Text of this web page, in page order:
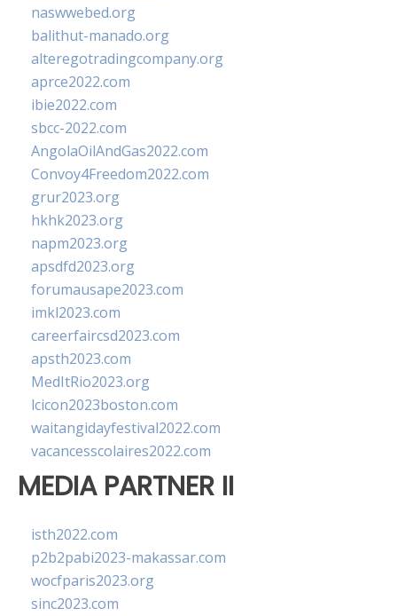
naswwebed.org
balithut-manado.org
alteregotradingcompany.org
aprce2022.com
ibie2022.com
sbcc-2022.com
AngolaOilAndGas2022.com
Convoy4Freedom2022.com
grur2023.org
hkhk2023.org
napm2023.org
apsdfd2023.org
forumausape2023.com
imkl2023.com
careerfaircsd2023.com
apsth2023.com
MedItRio2023.org
lcicon2023boston.com
waitangidayfestival2022.com
vacancesscolaires2022.com
MEDIA PARTNER II
isth2022.com
p2b2pabi2023-makassar.com
wocfparis2023.org
sinc2023.com